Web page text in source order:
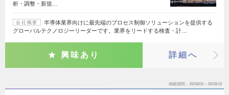
析・調整・新規…
会社概要
半導体業界向けに最先端のプロセス制御ソリューションを提供する
グローバルテクノロジーリーダーです。業界をリードする検査・計…
興味あり 詳細へ
掲載期間 26/08/05～26/08/18